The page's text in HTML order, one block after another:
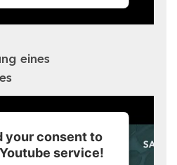
eines
your consent to
service!